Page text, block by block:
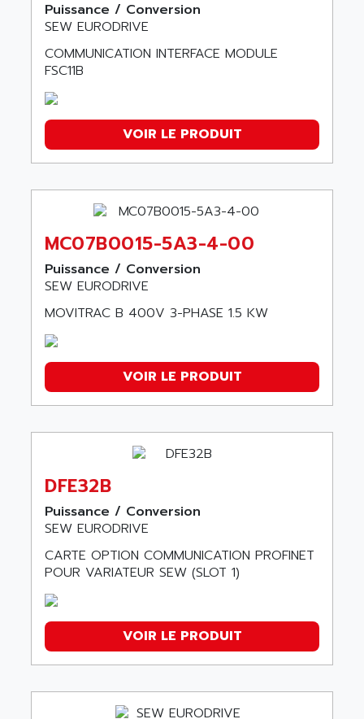
Puissance / Conversion
SEW EURODRIVE
COMMUNICATION INTERFACE MODULE
FSC11B
VOIR LE PRODUIT
MC07B0015-5A3-4-00
Puissance / Conversion
SEW EURODRIVE
MOVITRAC B 400V 3-PHASE 1.5 KW
VOIR LE PRODUIT
DFE32B
Puissance / Conversion
SEW EURODRIVE
CARTE OPTION COMMUNICATION PROFINET
POUR VARIATEUR SEW (SLOT 1)
VOIR LE PRODUIT